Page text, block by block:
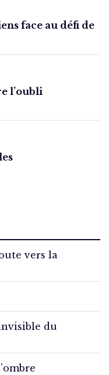
face au défi de
l’oubli
vers la
du